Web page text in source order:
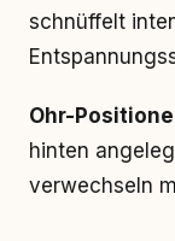
schnüffelt
Ohr-
hinten
verwechseln